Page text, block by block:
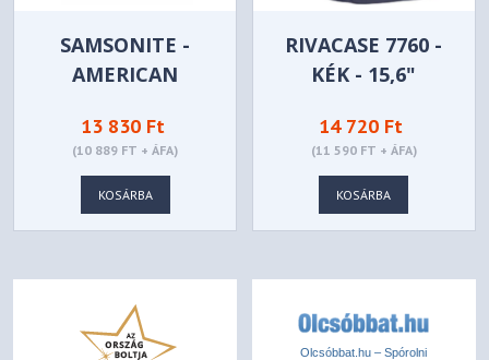
SAMSONITE -
AMERICAN
URBAN GROOVE
15,6" - 24G*004-19
13 830 Ft
(10 889 FT + ÁFA)
KOSÁRBA
RIVACASE 7760 -
KÉK - 15,6"
14 720 Ft
(11 590 FT + ÁFA)
KOSÁRBA
Olcsóbbat.hu – Spórolni